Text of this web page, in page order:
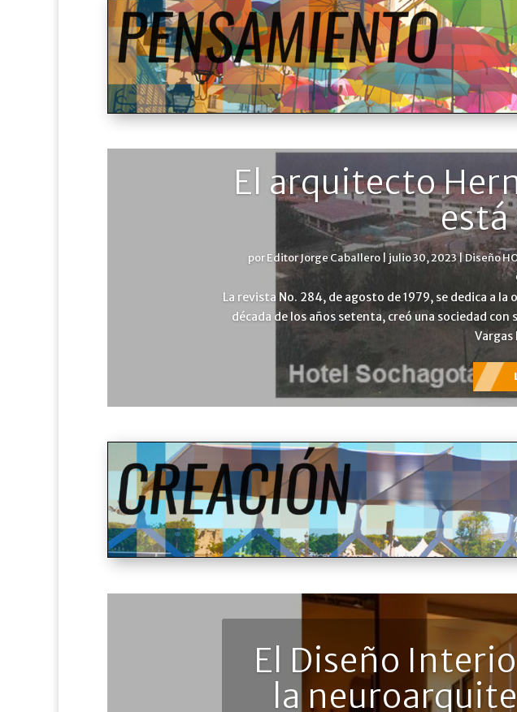
El arquitecto
está
porEditor Jorge Caballero| julio 30, 2023|Diseño
La revista No. 284, de agosto de 1979, se dedica a
década de los años setenta, creó una sociedad
Vargas
El Diseño
la